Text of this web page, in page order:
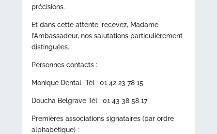
précisions.
Et dans cette attente, recevez, Madame
l’Ambassadeur, nos salutations particulièrement
distinguées.
Personnes contacts :
Monique Dental Tél : 01 42 23 78 15
Doucha Belgrave Tél : 01 43 38 58 17
Premières associations signataires (par ordre
alphabétique) :